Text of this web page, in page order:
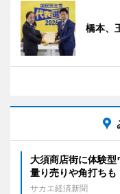
橋本、
大須商店街に体験
量り売りや角打ちも
サカエ経済新聞